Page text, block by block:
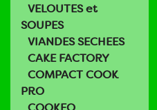
VELOUTES et
SOUPES
VIANDES SECHEES
CAKE FACTORY
COMPACT COOK
PRO